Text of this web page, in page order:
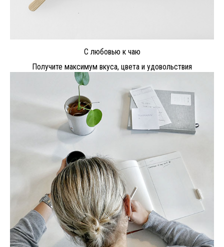
С любовью к чаю
Получите максимум вкуса, цвета и удовольствия